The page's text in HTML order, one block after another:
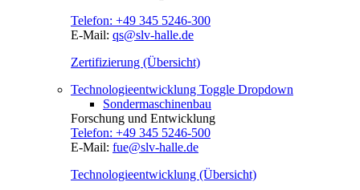
Telefon: +49 345 5246-300
E-Mail: qs@slv-halle.de
Zertifizierung (Übersicht)
Technologieentwicklung Toggle Dropdown
Sondermaschinenbau
Forschung und Entwicklung
Telefon: +49 345 5246-500
E-Mail: fue@slv-halle.de
Technologieentwicklung (Übersicht)